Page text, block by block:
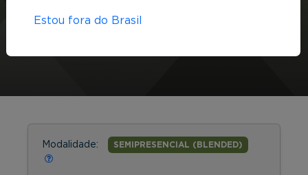
Modalidade: SEMIPRESENCIAL (BLENDED)
Estou fora do Brasil